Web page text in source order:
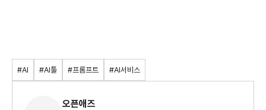
#AI #AI툴 #프롬프트 #AI서비스
오픈애즈